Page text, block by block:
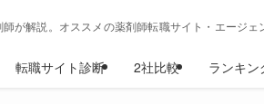
解説。オススメの薬剤師転職サイト・エージェ
転職サイト診断 2社比較 ランキン